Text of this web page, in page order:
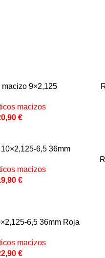
macizo 9×2,125
macizos
€
6,5 36mm
macizos
€
6,5 36mm Roja
macizos
€